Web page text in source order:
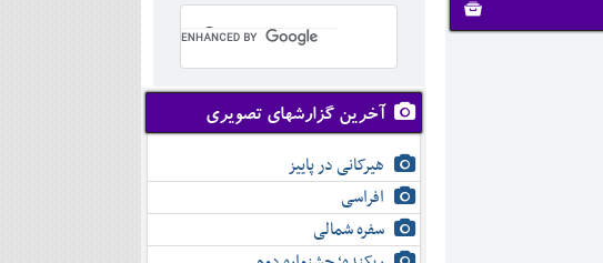
آخرین گزارشهای تصویری
هیرکانی در پاییز
افراسی
سفره شمالی